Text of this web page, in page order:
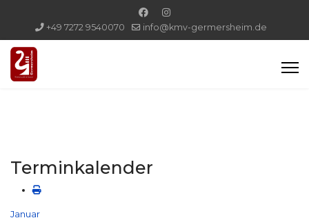
+49 7272 9540070 info@kmv-germersheim.de
Terminkalender
Januar